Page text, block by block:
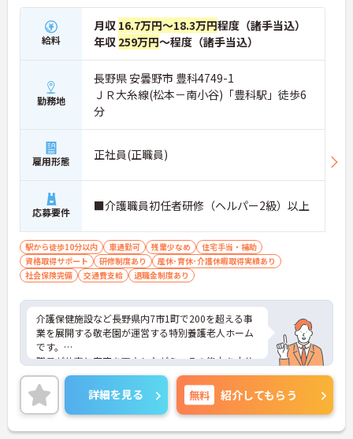
給料
月収 16.7万円～18.3万円程度（諸手当込）
年収 259万円～程度（諸手当込）
勤務地
長野県 安曇野市 豊科4749-1
ＪＲ大糸線(松本－南小谷)「豊科駅」徒歩6
分
雇用形態 正社員(正職員)
応募要件 ■介護職員初任者研修（ヘルパー2級）以上
駅から徒歩10分以内 車通勤可 残業少なめ
住宅手当・補助
資格取得サポート
研修制度あり
産休･育休･介護休暇取得実績あり
社会保険完備
交通費支給 退職金制度あり
介護保健施設など長野県内7市1町で200を超える事
業を展開する敬老園が運営する特別養護老人ホーム
です。
職員が仕事と家庭を両立しながら、その能力を十分
に発揮できる雇用環境を整備し、すべての職員が両
立支援制度を利用しやすい職場風土を創造できるよ
う取り組んでいます。
ご興味ある方には、面接対策ポイントなど、さらに
詳細をお話しいたしますのでお気軽にご相談くださ
詳細を見る 無料 紹介してもらう